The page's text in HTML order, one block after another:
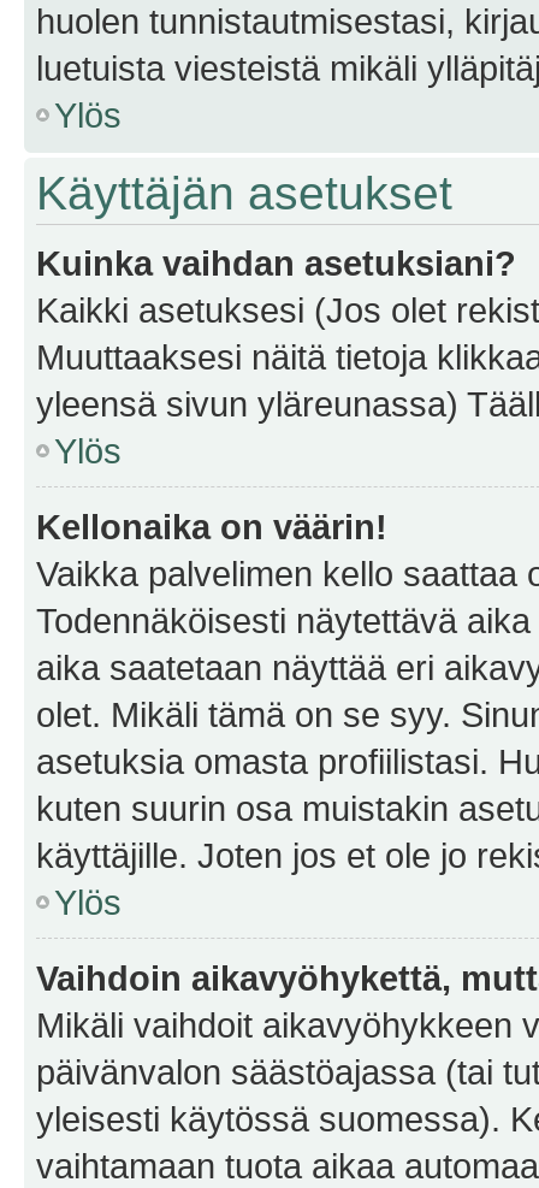
huolen tunnistautmisestasi,
luetuista viesteistä mikäli
Ylös
Käyttäjän asetukset
Kuinka vaihdan asetuksiani?
Kaikki asetuksesi (Jos olet
Muuttaaksesi näitä tietoja
yleensä sivun yläreunassa)
Ylös
Kellonaika on väärin!
Vaikka palvelimen kello saattaa
Todennäköisesti näytettävä
aika saatetaan näyttää eri
olet. Mikäli tämä on se syy.
asetuksia omasta profiilistasi.
kuten suurin osa muistakin
käyttäjille. Joten jos et ole jo
Ylös
Vaihdoin aikavyöhykettä,
Mikäli vaihdoit aikavyöhykkeen
päivänvalon säästöajassa (tai
yleisesti käytössä suomessa).
vaihtamaan tuota aikaa